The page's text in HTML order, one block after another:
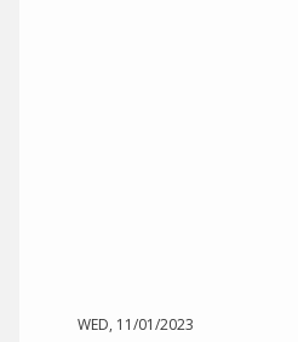
WED, 11/01/2023